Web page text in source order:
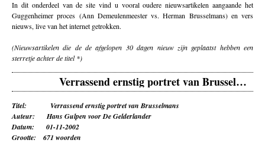
In dit onderdeel van de site vind u vooral oudere nieuwsartikelen aangaande het
Guggenheimer proces (Ann Demeulenmeester vs. Herman Brusselmans) en vers
nieuws, live van het internet getrokken.
(Nieuwsartikelen die de de afgelopen 30 dagen nieuw zijn geplaatst hebben een
sterretje achter de titel *)
Verrassend ernstig portret van Brusselmans
Titel: Verrassend ernstig portret van Brusselmans
Auteur: Hans Gulpen voor De Gelderlander
Datum: 01-11-2002
Grootte: 671 woorden